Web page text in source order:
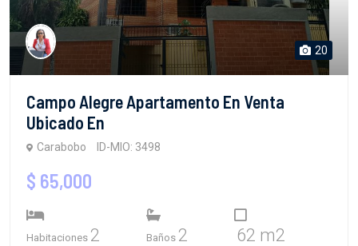
20
Campo Alegre Apartamento En Venta
Ubicado En
Carabobo ID-MIO: 3498
$ 65,000
Habitaciones 2 Baños 2 62 m2